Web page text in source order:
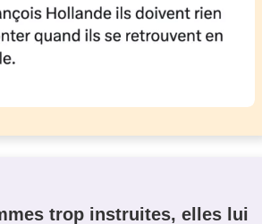
trop instruites, elles lui